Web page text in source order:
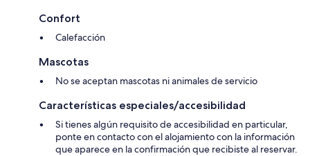
Confort
Calefacción
Mascotas
No se aceptan mascotas ni animales de servicio
Características especiales/accesibilidad
Si tienes algún requisito de accesibilidad en particular,
ponte en contacto con el alojamiento con la información
que aparece en la confirmación que recibiste al reservar.